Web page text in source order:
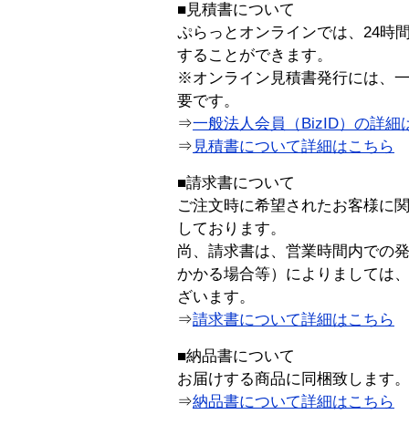
■見積書について
ぷらっとオンラインでは、24時
することができます。
※オンライン見積書発行には、
要です。
⇒一般法人会員（BizID）の詳細
⇒ 見積書について詳細はこちら
■請求書について
ご注文時に希望されたお客様に
しております。
尚、請求書は、営業時間内での
かかる場合等）によりましては
ざいます。
⇒請求書について詳細はこちら
■納品書について
お届けする商品に同梱致します。
⇒納品書について詳細はこちら